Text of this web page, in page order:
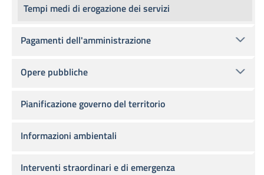
Tempi medi di erogazione dei servizi
Pagamenti dell'amministrazione
Opere pubbliche
Pianificazione governo del territorio
Informazioni ambientali
Interventi straordinari e di emergenza